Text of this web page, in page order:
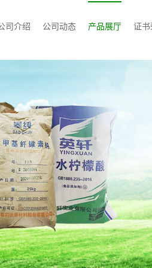
司介绍 公司动态 产品展厅 证书